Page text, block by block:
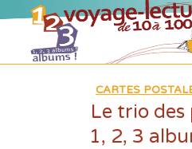
CARTES
Le trio des
1, 2, 3